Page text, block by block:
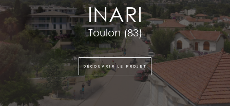
INARI
Toulon (83)
DÉCOUVRIR LE PROJET